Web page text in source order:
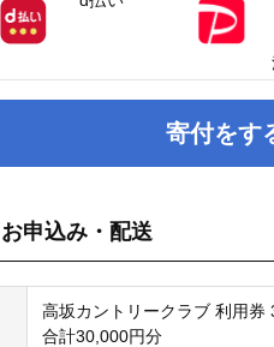
寄付をす
申込み・配送
高坂カントリークラブ 利用券
合計30,000円分